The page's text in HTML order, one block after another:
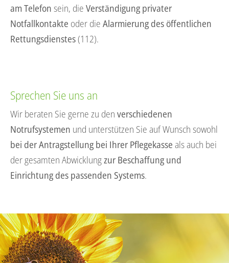
am Telefon sein, die Verständigung privater
Notfallkontakte oder die Alarmierung des öffentlichen
Rettungsdienstes(112).
Sprechen Sie uns an
Wir beraten Sie gerne zu den verschiedenen
Notrufsystemen und unterstützen Sie auf Wunsch sowohl
bei der Antragstellung bei Ihrer Pflegekasse als auch bei
der gesamten Abwicklungzur Beschaffung und
Einrichtung des passenden Systems.